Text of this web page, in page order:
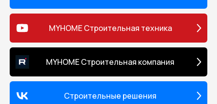
воздуха от +10 °C •
однородное покрытие,
безвоздушная система
сравнению с
стандартного шланга
использование стандартных
MYHOME Строительная техника
MYHOME Строительная компания
Строительные решения